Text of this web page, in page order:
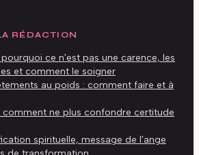
RÉDACTION
ce n'est pas une carence, les
et comment le soigner
au poids : comment faire et à
comment ne plus confondre certitude
spirituelle, message de l'ange
de transformation